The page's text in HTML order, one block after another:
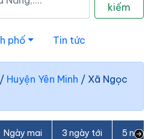
kiếm
phố Tin tức
/ Huyện Yên Minh / Xã Ngọc
Ngày mai 3 ngày tới 5